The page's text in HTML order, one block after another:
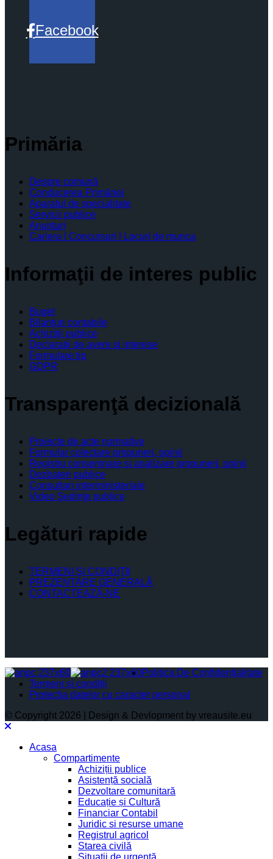
Facebook
Primăria
Despre comună
Conducerea Primăriei
Aparatul de specialitate
Servicii publice
Anunturi
Cariera | Concursuri | Locuri de munca
Informaţii de interes public
Buget
Bilanţuri contabile
Achiziţii publice
Declaratii de avere si interese
Formulare tip
GDPR
Transparenţă decizională
Proiecte de acte normative
Formular colectare propuneri, opinii
Registru consemnare si analizare propuneri, opinii
Dezbateri publice
Consultari interministeriale
Video Şedinţe publice
Legături rapide
TERMENI ŞI CONDIŢII
PREZENTARE GENERALĂ
CONTACTEAZĂ-NE
Politica De Confidențialitate
Termeni și condiții
Protectia datelor cu caracter personal
© Copyright 2026 | Design & Devlopment by vreausite.eu
Acasa
Compartimente
Achiziții publice
Asistență socială
Dezvoltare comunitară
Educație și Cultură
Financiar Contabil
Juridic si resurse umane
Registrul agricol
Starea civilă
Situații de urgență